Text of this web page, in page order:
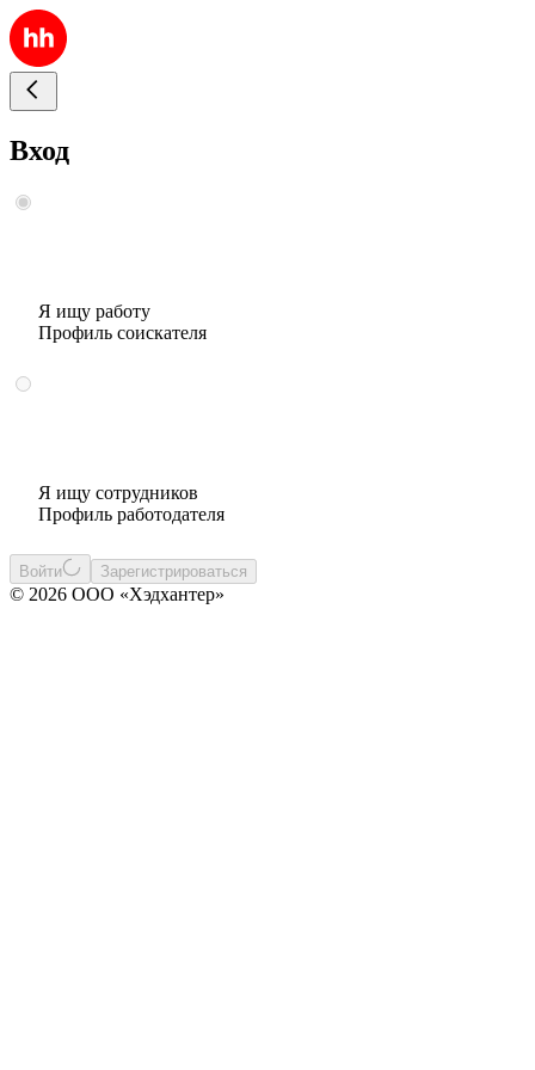
Вход
Я ищу работу
Профиль соискателя
Я ищу сотрудников
Профиль работодателя
Войти Зарегистрироваться
© 2026 ООО «Хэдхантер»